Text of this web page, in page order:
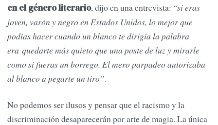
en el género literario, dijo en una entrevista: “si eras
joven, varón y negro en Estados Unidos, lo mejor que
podías hacer cuando un blanco te dirigía la palabra
era quedarte más quieto que una poste de luz y mirarle
como si fueras un borrego. El mero parpadeo autorizaba
al blanco a pegarte un tiro”.
No podemos ser ilusos y pensar que el racismo y la
discriminación desaparecerán por arte de magia. La única